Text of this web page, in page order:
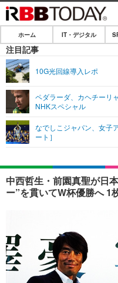
ホーム
IT・デジタル
ネタ
ショッピング
SPEED TEST
エンタメ
エンタメTOP
音楽
ショッピング
ライフ
ライフTOP
ペット
リリース一覧
プッシュ通知の停止方法
ホーム IT・デジタル
注目記事
10G光回線導入レポ
ペダラーダ、カヘチー
NHKスペシャル
なでしこジャパン、女
ート］
中西哲生・前園真聖が日
ー”を貫いてW杯優勝へ 1